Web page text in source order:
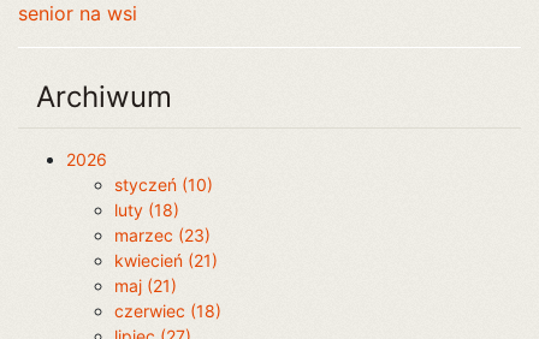
senior na wsi
Archiwum
2026
styczeń (10)
luty (18)
marzec (23)
kwiecień (21)
maj (21)
czerwiec (18)